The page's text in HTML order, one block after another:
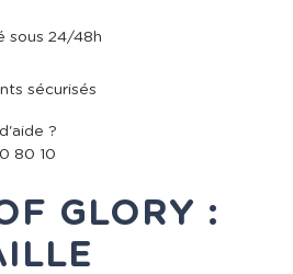
sous 24/48h
sécurisés
?
80 10
GLORY :